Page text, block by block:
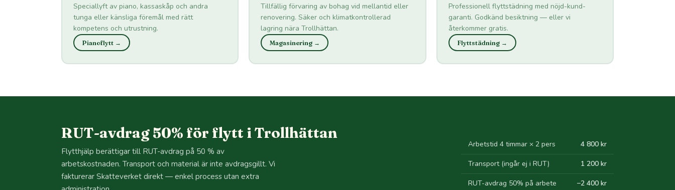
Speciallyft av piano, kassaskåp och andra
tunga eller känsliga föremål med rätt
kompetens och utrustning.
Pianoflytt →
Tillfällig förvaring av bohag vid mellantid eller
renovering. Säker och klimatkontrollerad
lagring nära Trollhättan.
Magasinering →
Professionell flyttstädning med nöjd-kund-
garanti. Godkänd besiktning — eller vi
återkommer gratis.
Flyttstädning →
RUT-avdrag 50% för flytt i Trollhättan
Flytthjälp berättigar till RUT-avdrag på 50 % av
arbetskostnaden. Transport och material är inte avdragsgillt. Vi
fakturerar Skatteverket direkt — enkel process utan extra
Arbetstid 4 timmar × 2 pers 4 800 kr
Transport (ingår ej i RUT) 1 200 kr
RUT-avdrag 50% på arbete −2 400 kr